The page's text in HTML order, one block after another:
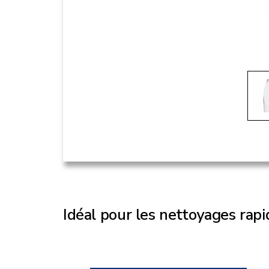
Idéal pour les nettoyages